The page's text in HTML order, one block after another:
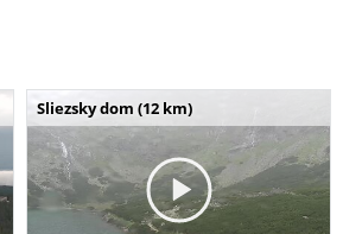
Sliezsky dom (12 km)